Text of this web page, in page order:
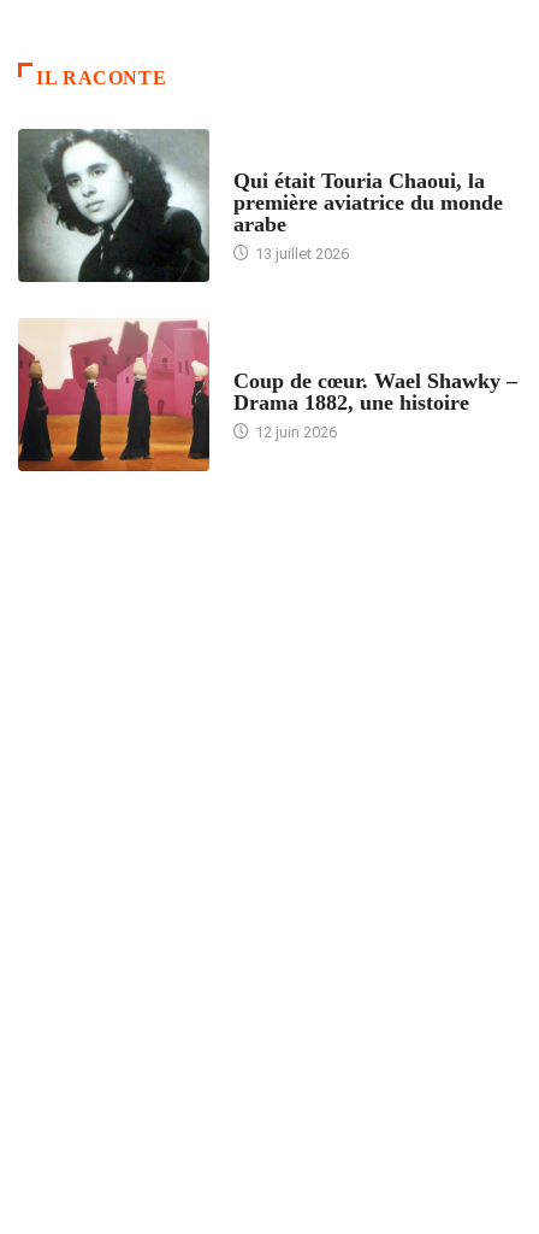
IL RACONTE
Qui était Touria Chaoui, la
première aviatrice du monde
arabe
13 juillet 2026
Coup de cœur. Wael Shawky –
Drama 1882, une histoire
12 juin 2026